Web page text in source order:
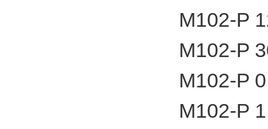
M102-P
M102-P
M102-P
M102-P